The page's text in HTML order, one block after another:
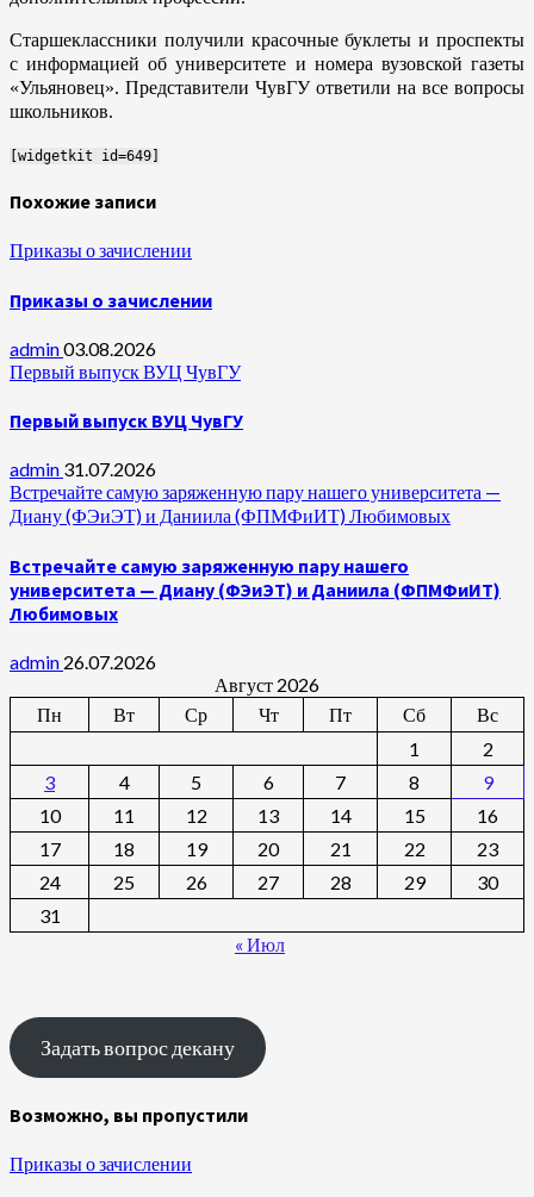
Старшеклассники получили красочные буклеты и проспекты
с информацией об университете и номера вузовской газеты
«Ульяновец». Представители ЧувГУ ответили на все вопросы
школьников.
[widgetkit id=649]
Похожие записи
Приказы о зачислении
Приказы о зачислении
admin03.08.2026
Первый выпуск ВУЦ ЧувГУ
Первый выпуск ВУЦ ЧувГУ
admin 31.07.2026
Встречайте самую заряженную пару нашего университета —
Диану (ФЭиЭТ) и Даниила (ФПМФиИТ) Любимовых
Встречайте самую заряженную пару нашего
университета — Диану (ФЭиЭТ) и Даниила (ФПМФиИТ)
Любимовых
admin 26.07.2026
Август 2026
Пн
Вт Ср Чт Пт Сб
Вс
1
2
3
4 5 6 7 8
9
10
11 12 13 14 15
16
17
18 19 20 21 22
23
24
25 26 27 28 29
30
31
« Июл
Задать вопрос декану
Возможно, вы пропустили
Приказы о зачислении